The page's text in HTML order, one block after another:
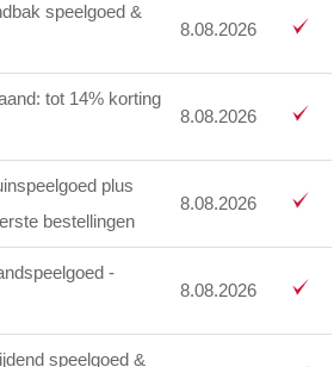
speelgoed &
8.08.2026
tot 14% korting
8.08.2026
plus
bestellingen
8.08.2026
-
8.08.2026
speelgoed &